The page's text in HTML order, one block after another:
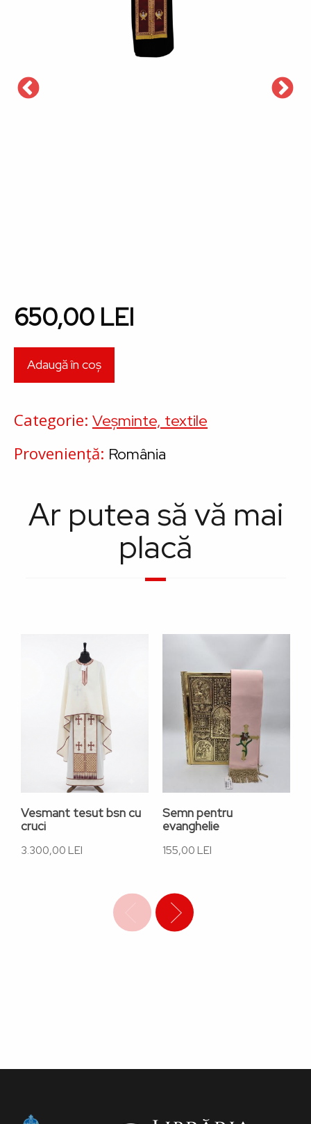
650,00 LEI
Categorie Veșminte, textile
Proveniență România
Ar putea să vă mai
placă
Vesmant tesut bsn cu
cruci
3.300,00 LEI
Semn pentru
evanghelie
155,00 LEI